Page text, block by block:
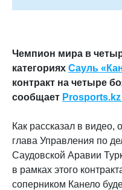
Чемпион мира в
категориях Сауль
контракт на четыре
сообщает Prosports.kz
Как рассказал в видео,
глава Управления по
Саудовской Аравии
в рамках этого
соперником Канело